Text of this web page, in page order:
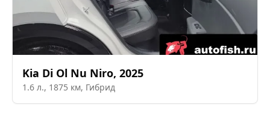
Kia Di Ol Nu Niro, 2025
1.6 л., 1875 км, Гибрид